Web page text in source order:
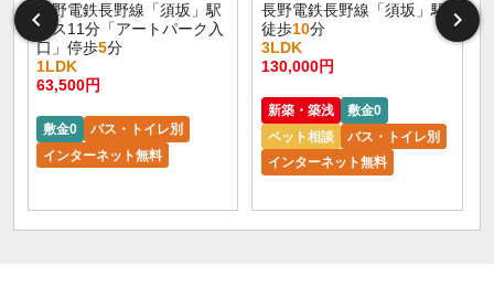
長野電鉄長野線「須坂」駅
バス11分「アートパーク入
口」停歩5分
1LDK
63,500円
敷金0
バス・トイレ別
インターネット無料
長野電鉄長野線「須坂」駅
徒歩10分
3LDK
130,000円
新築・築浅
敷金0
ペット相談
バス・トイレ別
インターネット無料